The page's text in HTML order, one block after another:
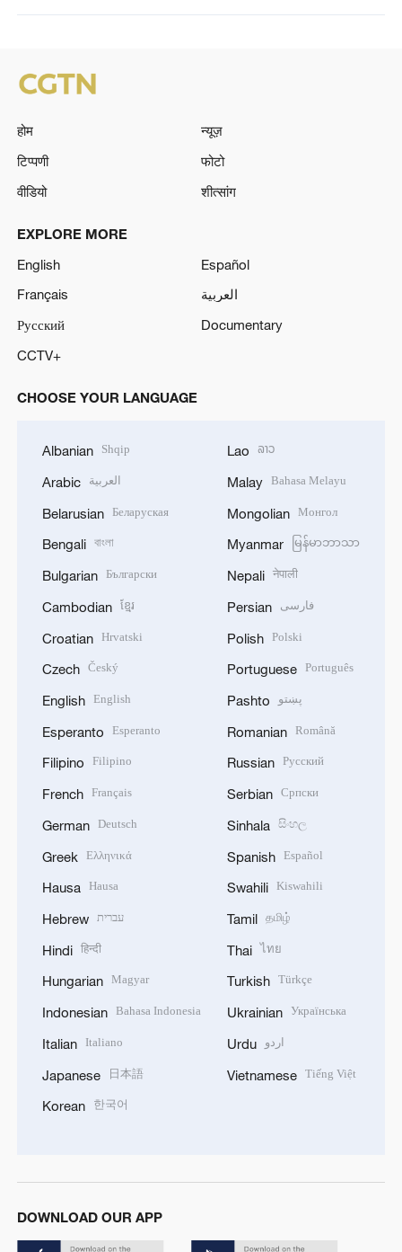
होम
न्यूज़
टिप्पणी
फोटो
वीडियो
शीत्सांग
EXPLORE MORE
English
Español
Français
العربية
Русский
Documentary
CCTV+
CHOOSE YOUR LANGUAGE
Albanian Shqip
Arabic العربية
Belarusian Беларуская
Bengali বাংলা
Bulgarian Български
Cambodian ខ្មែរ
Croatian Hrvatski
Czech Český
English English
Esperanto Esperanto
Filipino Filipino
French Français
German Deutsch
Greek Ελληνικά
Hausa Hausa
Hebrew עברית
Hindi हिन्दी
Hungarian Magyar
Indonesian Bahasa Indonesia
Italian Italiano
Japanese 日本語
Korean 한국어
Lao ລາວ
Malay Bahasa Melayu
Mongolian Монгол
Myanmar မြန်မာဘာသာ
Nepali नेपाली
Persian فارسی
Polish Polski
Portuguese Português
Pashto پښتو
Romanian Română
Russian Русский
Serbian Српски
Sinhala සිංහල
Spanish Español
Swahili Kiswahili
Tamil தமிழ்
Thai ไทย
Turkish Türkçe
Ukrainian Українська
Urdu اردو
Vietnamese Tiếng Việt
DOWNLOAD OUR APP